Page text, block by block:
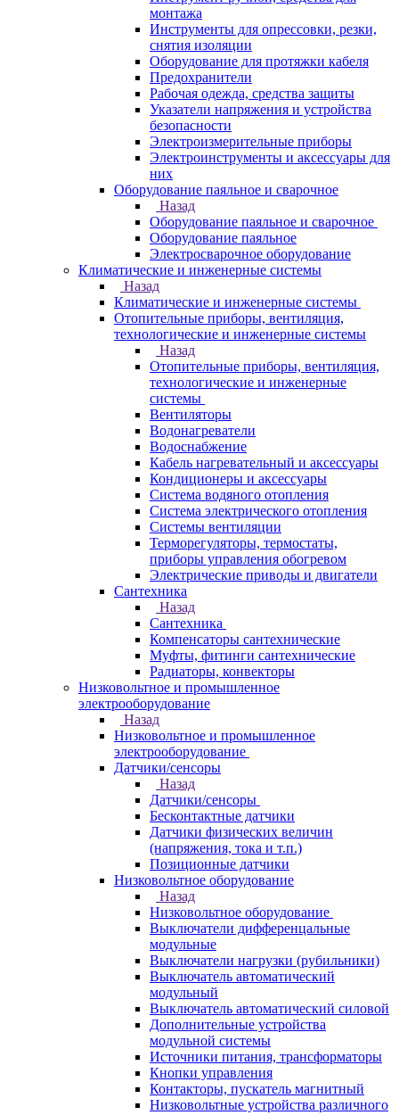
монтажа
Инструменты для опрессовки, резки,
снятия изоляции
Оборудование для протяжки кабеля
Предохранители
Рабочая одежда, средства защиты
Указатели напряжения и устройства
безопасности
Электроизмерительные приборы
Электроинструменты и аксессуары для
них
Оборудование паяльное и сварочное
Назад
Оборудование паяльное и сварочное
Оборудование паяльное
Электросварочное оборудование
Климатические и инженерные системы
Назад
Климатические и инженерные системы
Отопительные приборы, вентиляция,
технологические и инженерные системы
Назад
Отопительные приборы, вентиляция,
технологические и инженерные
системы
Вентиляторы
Водонагреватели
Водоснабжение
Кабель нагревательный и аксессуары
Кондиционеры и аксессуары
Система водяного отопления
Система электрического отопления
Системы вентиляции
Терморегуляторы, термостаты,
приборы управления обогревом
Электрические приводы и двигатели
Сантехника
Назад
Сантехника
Компенсаторы сантехнические
Муфты, фитинги сантехнические
Радиаторы, конвекторы
Низковольтное и промышленное
электрооборудование
Назад
Низковольтное и промышленное
электрооборудование
Датчики/сенсоры
Назад
Датчики/сенсоры
Бесконтактные датчики
Датчики физических величин
(напряжения, тока и т.п.)
Позиционные датчики
Низковольтное оборудование
Назад
Низковольтное оборудование
Выключатели дифференцальные
модульные
Выключатели нагрузки (рубильники)
Выключатель автоматический
модульный
Выключатель автоматический силовой
Дополнительные устройства
модульной системы
Источники питания, трансформаторы
Кнопки управления
Контакторы, пускатель магнитный
Низковольтные устройства различного